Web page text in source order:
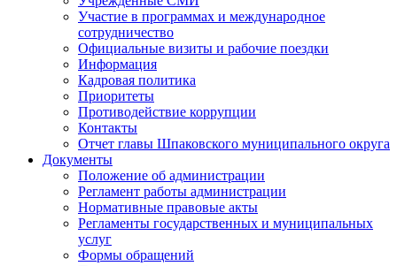
Участие в программах и международное
сотрудничество
Официальные визиты и рабочие поездки
Информация
Кадровая политика
Приоритеты
Противодействие коррупции
Контакты
Отчет главы Шпаковского муниципального округа
Документы
Положение об администрации
Регламент работы администрации
Нормативные правовые акты
Регламенты государственных и муниципальных
услуг
Формы обращений